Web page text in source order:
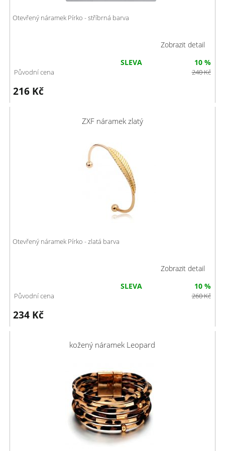
Otevřený náramek Pírko - stříbrná barva
Zobrazit detail
216 Kč
SLEVA 10 %
Původní cena 240Kč
ZXF náramek zlatý
Otevřený náramek Pírko - zlatá barva
Zobrazit detail
234 Kč
SLEVA 10 %
Původní cena 260Kč
kožený náramek Leopard